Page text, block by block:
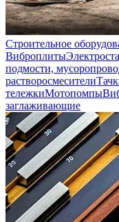
Строительное
Виброплиты
подмости,
растворосмесители
тележкиМотопомпы
заглаживающие